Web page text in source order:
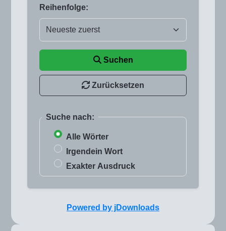
Reihenfolge:
Suchen
Zurücksetzen
Suche nach:
Alle Wörter
Irgendein Wort
Exakter Ausdruck
Powered by jDownloads